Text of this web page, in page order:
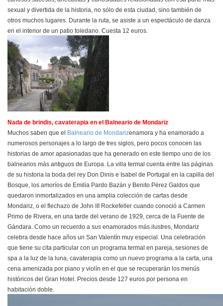
sexual y divertida de la historia, no sólo de esta ciudad, sino también de
otros muchos lugares. Durante la ruta, se asiste a un espectáculo de danza
en el interior de un patio toledano. Cuesta 12 euros.
Nada de brindis, cavaterapia en el Balneario de Mondariz
Muchos saben que el
Balneario de Mondarizenamora y ha enamorado a
numerosos personajes a lo largo de tres siglos, pero pocos conocen las
historias de amor apasionadas que ha generado en este tiempo uno de los
balnearios más antiguos de Europa. La villa termal cuenta entre las páginas
de su historia la boda del rey Don Dinis e Isabel de Portugal en la capilla del
Bosque, los amoríos de Emilia Pardo Bazán y Benito Pérez Galdos que
quedaron inmortalizados en una amplia colección de cartas desde
Mondariz, o el flechazo de John III Rockefeller cuando conoció a Carmen
Primo de Rivera, en una tarde del verano de 1929, cerca de la Fuente de
Gándara. Como un recuerdo a sus enamorados más ilustres, Mondariz
celebra desde hace años un San Valentín muy especial. Una celebración
que tiene su cita particular con un programa termal en pareja, sesiones de
spa a la luz de la luna, cavaterapia como un nuevo programa a la carta, una
cena amenizada por piano y violín en el que se recuperarán los menús
históricos del Gran Hotel. Precios desde 127 euros por persona en
habitación doble.